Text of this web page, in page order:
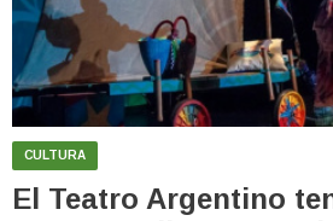
CULTURA
El Teatro Argentino